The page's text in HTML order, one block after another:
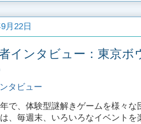
月22日
インタビュー：東京ボ
タビュー
で、体験型謎解きゲームを様々
、毎週末、いろいろなイベント